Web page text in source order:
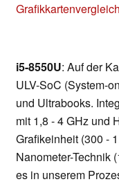
Grafikkartenvergleich
i5-8550U: Auf der
ULV-SoC (System-
und Ultrabooks.
mit 1,8 - 4 GHz und
Grafikeinheit (300 -
Nanometer-Technik
es in unserem